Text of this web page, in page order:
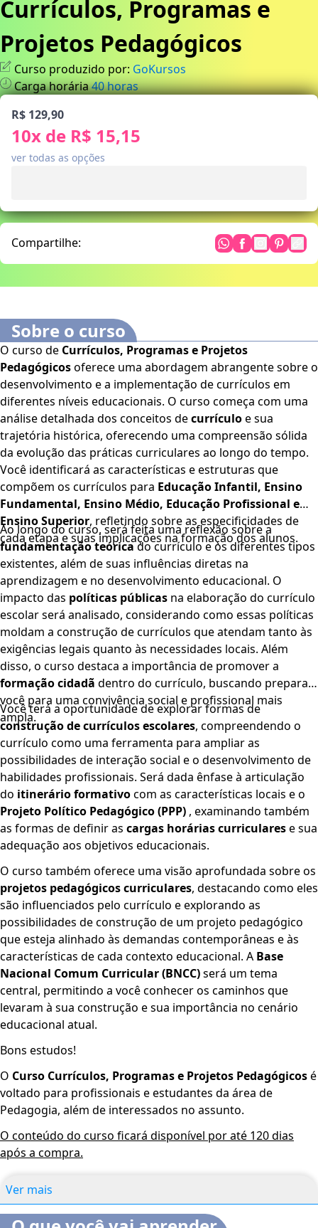
Currículos, Programas e
Projetos Pedagógicos
Curso produzido por: GoKursos
Carga horária40horas
R$ 129,90
10x de R$ 15,15
ver todas as opções
Compartilhe:
Sobre o curso
O curso de Currículos, Programas e Projetos
Pedagógicosoferece uma abordagem abrangente sobre o
desenvolvimento e a implementação de currículos em
diferentes níveis educacionais. O curso começa com uma
análise detalhada dos conceitos decurrículoe sua
trajetória histórica, oferecendo uma compreensão sólida
da evolução das práticas curriculares ao longo do tempo.
Você identificará as características e estruturas que
compõem os currículos para Educação Infantil, Ensino
Fundamental, Ensino Médio, Educação Profissional e
Ensino Superior, refletindo sobre as especificidades de
cada etapa e suas implicações na formação dos alunos.
Ao longo do curso, será feita uma reflexão sobre a
fundamentação teóricado currículo e os diferentes tipos
existentes, além de suas influências diretas na
aprendizagem e no desenvolvimento educacional. O
impacto das políticas públicas na elaboração do currículo
escolar será analisado, considerando como essas políticas
moldam a construção de currículos que atendam tanto às
exigências legais quanto às necessidades locais. Além
disso, o curso destaca a importância de promover a
formação cidadã dentro do currículo, buscando preparar
você para uma convivência social e profissional mais
ampla.
Você terá a oportunidade de explorar formas de
construção de currículos escolares, compreendendo o
currículo como uma ferramenta para ampliar as
possibilidades de interação social e o desenvolvimento de
habilidades profissionais. Será dada ênfase à articulação
do itinerário formativocom as características locais e o
Projeto Político Pedagógico (PPP) , examinando também
as formas de definir as cargas horárias curricularese sua
adequação aos objetivos educacionais.
O curso também oferece uma visão aprofundada sobre os
projetos pedagógicos curriculares, destacando como eles
são influenciados pelo currículo e explorando as
possibilidades de construção de um projeto pedagógico
que esteja alinhado às demandas contemporâneas e às
características de cada contexto educacional. A Base
Nacional Comum Curricular (BNCC)será um tema
central, permitindo a você conhecer os caminhos que
levaram à sua construção e sua importância no cenário
educacional atual.
Bons estudos!
O Curso Currículos, Programas e Projetos Pedagógicosé
voltado para profissionais e estudantes da área de
Pedagogia, além de interessados no assunto.
O conteúdo do curso ficará disponível por até 120 dias
após a compra.
Ver mais